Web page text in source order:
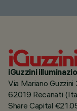
iGuzzini
Via Mariano Guzzini
62019 Recanati
Share Capital